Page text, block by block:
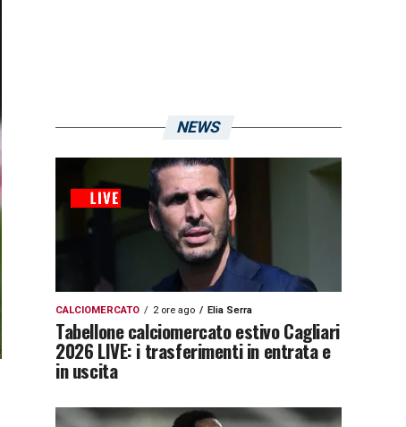
NEWS
CALCIOMERCATO 2 ore ago Elia Serra
Tabellone calciomercato estivo Cagliari
2026 LIVE: i trasferimenti in entrata e
in uscita